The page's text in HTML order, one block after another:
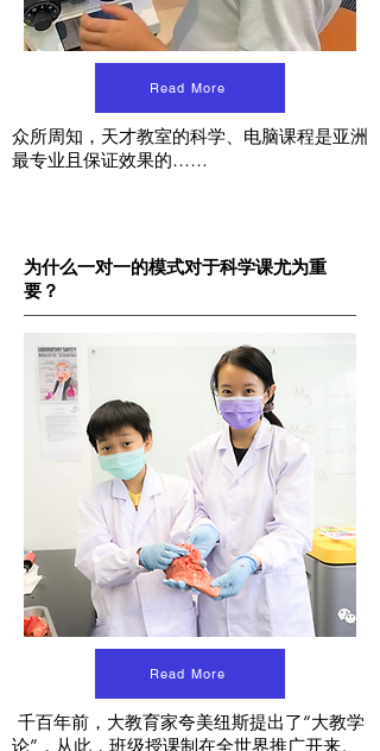
Read More
众所周知，天才教室的科学、电脑课程是亚洲
最专业且保证效果的……
为什么一对一的模式对于科学课尤为重
要？
Read More
千百年前，大教育家夸美纽斯提出了“大教学
论”，从此，班级授课制在全世界推广开来。